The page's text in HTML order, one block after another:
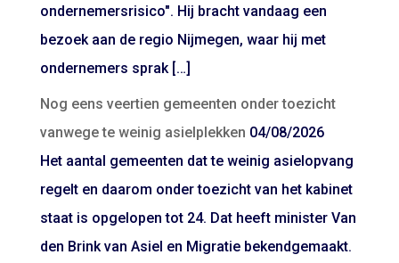
ondernemersrisico". Hij bracht vandaag een
bezoek aan de regio Nijmegen, waar hij met
ondernemers sprak […]
Nog eens veertien gemeenten onder toezicht
vanwege te weinig asielplekken 04/08/2026
Het aantal gemeenten dat te weinig asielopvang
regelt en daarom onder toezicht van het kabinet
staat is opgelopen tot 24. Dat heeft minister Van
den Brink van Asiel en Migratie bekendgemaakt.